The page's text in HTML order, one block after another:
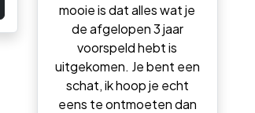
mooie is dat alles wat je
de afgelopen 3 jaar
voorspeld hebt is
uitgekomen. Je bent een
schat, ik hoop je echt
eens te ontmoeten dan